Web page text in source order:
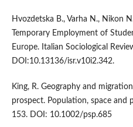
Hvozdetska B., Varha N., Nikon
Temporary Employment of
Europe. Italian Sociological
DOI:10.13136/isr.v10i2.342.
King, R. Geography and
prospect. Population, space and
153. DOI: 10.1002/psp.685